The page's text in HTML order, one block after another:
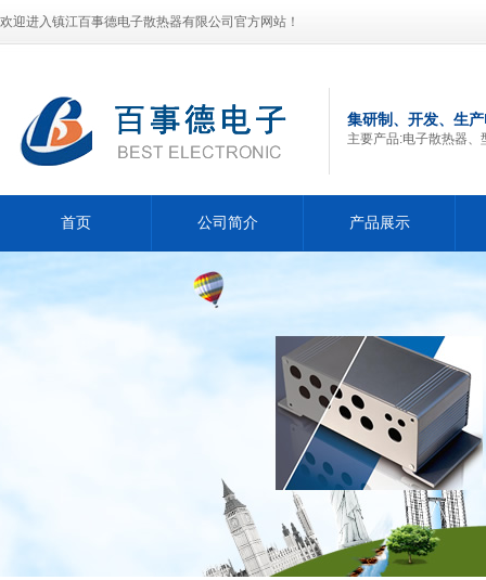
欢迎进入镇江百事德电子散热器有限公司官方网站！
集研制、开发、生
主要产品:电子散热器
首页 公司简介 产品展示